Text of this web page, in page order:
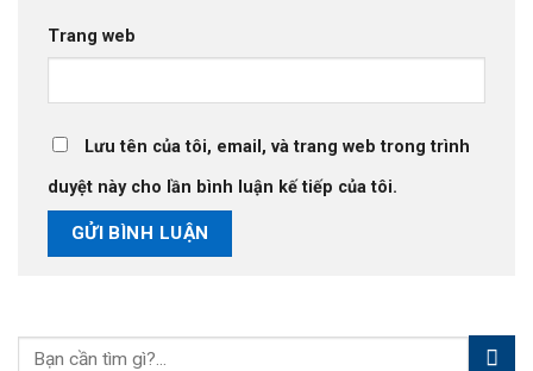
Trang web
Lưu tên của tôi, email, và trang web trong trình
duyệt này cho lần bình luận kế tiếp của tôi.